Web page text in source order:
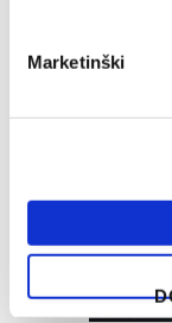
Marketinški